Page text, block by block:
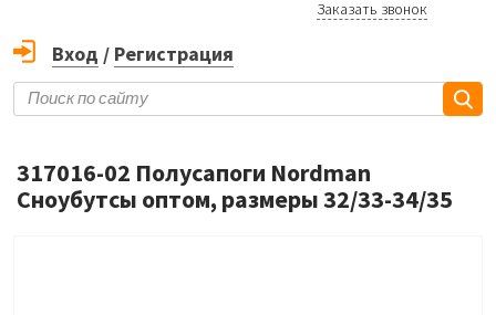
Заказать звонок
Вход / Регистрация
317016-02 Полусапоги Nordman
Сноубутсы оптом, размеры 32/33-34/35